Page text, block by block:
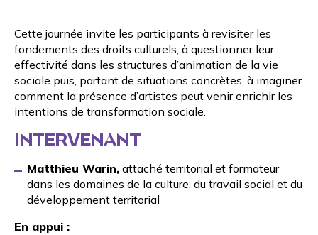
Cette journée invite les participants à revisiter les
fondements des droits culturels, à questionner leur
effectivité dans les structures d’animation de la vie
sociale puis, partant de situations concrètes, à imaginer
comment la présence d’artistes peut venir enrichir les
intentions de transformation sociale.
INTERVENANT
Matthieu Warin, attaché territorial et formateur
dans les domaines de la culture, du travail social et du
développement territorial
En appui :